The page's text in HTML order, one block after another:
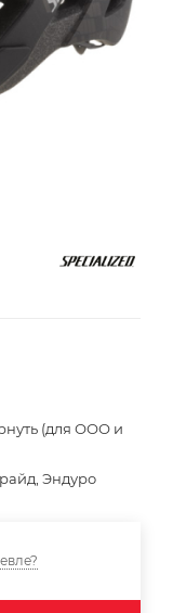
(для ООО и
Эндуро